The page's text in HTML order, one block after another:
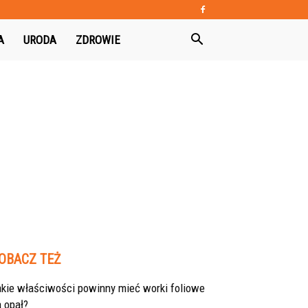
URODA ZDROWIE
TEŻ
właściwości powinny mieć worki foliowe
opał?